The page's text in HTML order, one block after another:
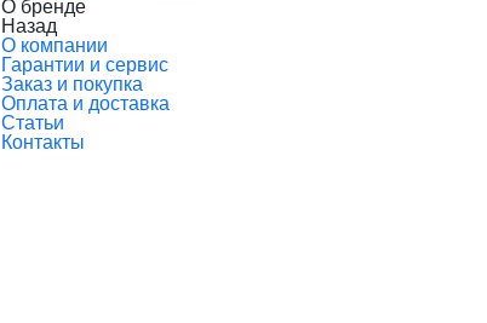
О бренде
Назад
О компании
Гарантии и сервис
Заказ и покупка
Оплата и доставка
Статьи
Контакты